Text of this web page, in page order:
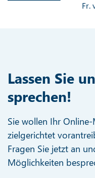
Fr.
Lassen Sie
sprechen!
Sie wollen Ihr
zielgerichtet
Fragen Sie jetzt an
Möglichkeiten